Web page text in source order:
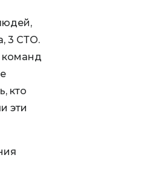
3 СТО.
команд
кто
эти